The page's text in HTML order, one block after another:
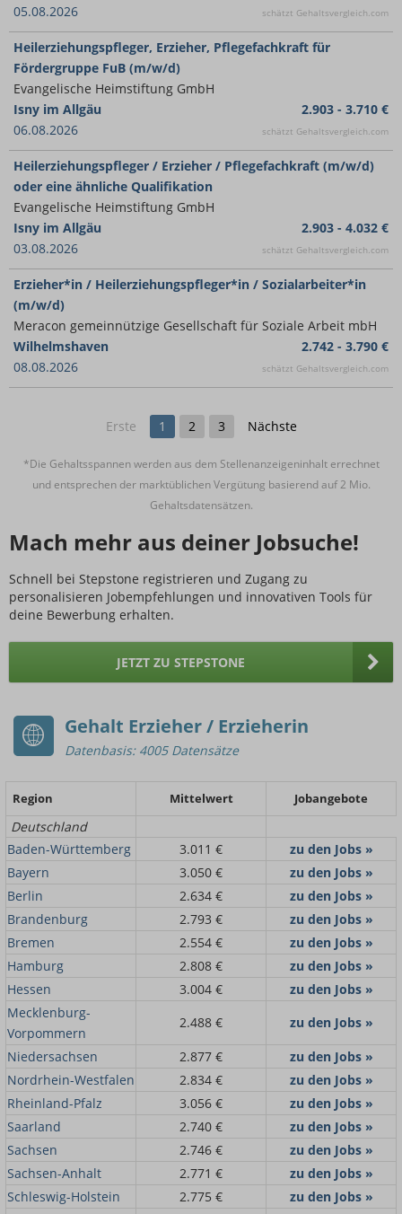
05.08.2026
schätzt Gehaltsvergleich.com
Heilerziehungspfleger, Erzieher, Pflegefachkraft für
Fördergruppe FuB (m/w/d)
Evangelische Heimstiftung GmbH
Isny im Allgäu
06.08.2026
2.903 - 3.710 €
schätzt Gehaltsvergleich.com
Heilerziehungspfleger / Erzieher / Pflegefachkraft (m/w/d)
oder eine ähnliche Qualifikation
Evangelische Heimstiftung GmbH
Isny im Allgäu
03.08.2026
2.903 - 4.032 €
schätzt Gehaltsvergleich.com
Erzieher*in / Heilerziehungspfleger*in / Sozialarbeiter*in
(m/w/d)
Meracon gemeinnützige Gesellschaft für Soziale Arbeit mbH
Wilhelmshaven
08.08.2026
2.742 - 3.790 €
schätzt Gehaltsvergleich.com
Erste 1 2 3 Nächste
*Die Gehaltsspannen werden aus dem Stellenanzeigeninhalt errechnet
und entsprechen der marktüblichen Vergütung basierend auf 2 Mio.
Gehaltsdatensätzen.
Mach mehr aus deiner Jobsuche!
Schnell bei Stepstone registrieren und Zugang zu
personalisieren Jobempfehlungen und innovativen Tools für
deine Bewerbung erhalten.
JETZT ZU STEPSTONE
Gehalt Erzieher / Erzieherin
Datenbasis: 4005 Datensätze
Region Mittelwert Jobangebote
Deutschland
Baden-Württemberg
3.011 €
zu den Jobs »
Bayern
3.050 €
zu den Jobs »
Berlin
2.634 €
zu den Jobs »
Brandenburg
2.793 €
zu den Jobs »
Bremen
2.554 €
zu den Jobs »
Hamburg
2.808 €
zu den Jobs »
Hessen
3.004 €
zu den Jobs »
Mecklenburg-
Vorpommern
2.488 €
zu den Jobs »
Niedersachsen
2.877 €
zu den Jobs »
Nordrhein-Westfalen
2.834 €
zu den Jobs »
Rheinland-Pfalz
3.056 €
zu den Jobs »
Saarland
2.740 €
zu den Jobs »
Sachsen
2.746 €
zu den Jobs »
Sachsen-Anhalt
2.771 €
zu den Jobs »
Schleswig-Holstein
2.775 €
zu den Jobs »